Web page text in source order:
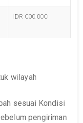
IDR 000.000
wilayah
sesuai Kondisi
pengiriman